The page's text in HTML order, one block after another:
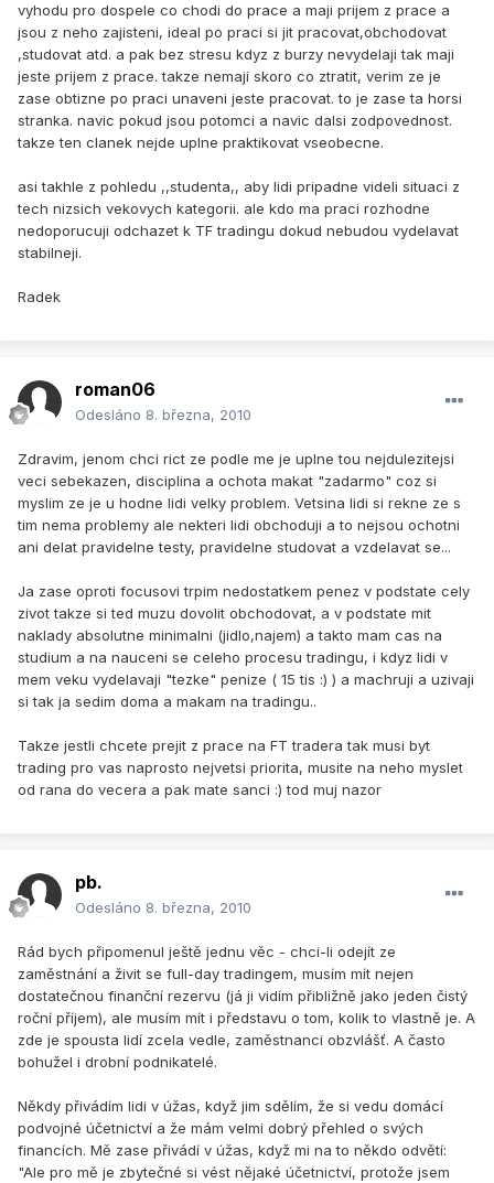
vyhodu pro dospele co chodi do prace a maji prijem z prace a
jsou z neho zajisteni, ideal po praci si jit pracovat,obchodovat
,studovat atd. a pak bez stresu kdyz z burzy nevydelaji tak maji
jeste prijem z prace. takze nemaji skoro co ztratit, verim ze je
zase obtizne po praci unaveni jeste pracovat. to je zase ta horsi
stranka. navic pokud jsou potomci a navic dalsi zodpovednost.
takze ten clanek nejde uplne praktikovat vseobecne.
asi takhle z pohledu ,,studenta,, aby lidi pripadne videli situaci z
tech nizsich vekovych kategorii. ale kdo ma praci rozhodne
nedoporucuji odchazet k TF tradingu dokud nebudou vydelavat
stabilneji.
Radek
roman06
Odesláno 8. března, 2010
Zdravim, jenom chci rict ze podle me je uplne tou nejdulezitejsi
veci sebekazen, disciplina a ochota makat "zadarmo" coz si
myslim ze je u hodne lidi velky problem. Vetsina lidi si rekne ze s
tim nema problemy ale nekteri lidi obchoduji a to nejsou ochotni
ani delat pravidelne testy, pravidelne studovat a vzdelavat se...
Ja zase oproti focusovi trpim nedostatkem penez v podstate cely
zivot takze si ted muzu dovolit obchodovat, a v podstate mit
naklady absolutne minimalni (jidlo,najem) a takto mam cas na
studium a na nauceni se celeho procesu tradingu, i kdyz lidi v
mem veku vydelavaji "tezke" penize ( 15 tis :) ) a machruji a uzivaji
si tak ja sedim doma a makam na tradingu..
Takze jestli chcete prejit z prace na FT tradera tak musi byt
trading pro vas naprosto nejvetsi priorita, musite na neho myslet
od rana do vecera a pak mate sanci :) tod muj nazor
pb.
Odesláno 8. března, 2010
Rád bych připomenul ještě jednu věc - chci-li odejít ze
zaměstnání a živit se full-day tradingem, musím mít nejen
dostatečnou finanční rezervu (já ji vidím přibližně jako jeden čistý
roční příjem), ale musím mít i představu o tom, kolik to vlastně je. A
zde je spousta lidí zcela vedle, zaměstnanci obzvlášť. A často
bohužel i drobní podnikatelé.
Někdy přivádím lidi v úžas, když jim sdělím, že si vedu domácí
podvojné účetnictví a že mám velmi dobrý přehled o svých
financích. Mě zase přivádí v úžas, když mi na to někdo odvětí:
"Ale pro mě je zbytečné si vést nějaké účetnictví, protože jsem